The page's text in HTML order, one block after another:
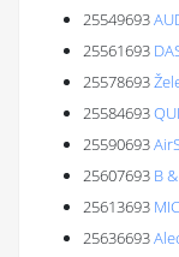
25549693
25561693
25578693
25584693
25590693
25607693 B
25613693
25636693